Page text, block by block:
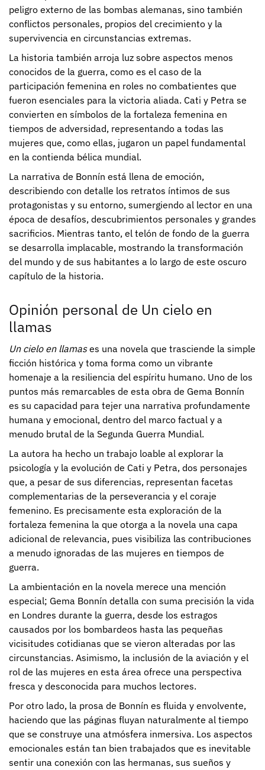
peligro externo de las bombas alemanas, sino también
conflictos personales, propios del crecimiento y la
supervivencia en circunstancias extremas.
La historia también arroja luz sobre aspectos menos
conocidos de la guerra, como es el caso de la
participación femenina en roles no combatientes que
fueron esenciales para la victoria aliada. Cati y Petra se
convierten en símbolos de la fortaleza femenina en
tiempos de adversidad, representando a todas las
mujeres que, como ellas, jugaron un papel fundamental
en la contienda bélica mundial.
La narrativa de Bonnín está llena de emoción,
describiendo con detalle los retratos íntimos de sus
protagonistas y su entorno, sumergiendo al lector en una
época de desafíos, descubrimientos personales y grandes
sacrificios. Mientras tanto, el telón de fondo de la guerra
se desarrolla implacable, mostrando la transformación
del mundo y de sus habitantes a lo largo de este oscuro
capítulo de la historia.
Opinión personal de Un cielo en
llamas
Un cielo en llamases una novela que trasciende la simple
ficción histórica y toma forma como un vibrante
homenaje a la resiliencia del espíritu humano. Uno de los
puntos más remarcables de esta obra de Gema Bonnín
es su capacidad para tejer una narrativa profundamente
humana y emocional, dentro del marco factual y a
menudo brutal de la Segunda Guerra Mundial.
La autora ha hecho un trabajo loable al explorar la
psicología y la evolución de Cati y Petra, dos personajes
que, a pesar de sus diferencias, representan facetas
complementarias de la perseverancia y el coraje
femenino. Es precisamente esta exploración de la
fortaleza femenina la que otorga a la novela una capa
adicional de relevancia, pues visibiliza las contribuciones
a menudo ignoradas de las mujeres en tiempos de
guerra.
La ambientación en la novela merece una mención
especial; Gema Bonnín detalla con suma precisión la vida
en Londres durante la guerra, desde los estragos
causados por los bombardeos hasta las pequeñas
vicisitudes cotidianas que se vieron alteradas por las
circunstancias. Asimismo, la inclusión de la aviación y el
rol de las mujeres en esta área ofrece una perspectiva
fresca y desconocida para muchos lectores.
Por otro lado, la prosa de Bonnín es fluida y envolvente,
haciendo que las páginas fluyan naturalmente al tiempo
que se construye una atmósfera inmersiva. Los aspectos
emocionales están tan bien trabajados que es inevitable
sentir una conexión con las hermanas, sus sueños y